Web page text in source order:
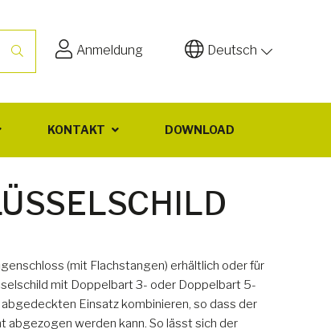
Anmeldung Deutsch
KONTAKT DOWNLOAD
(mit Flachstangen) erhältlich oder für
mit Doppelbart 3- oder Doppelbart 5-
Einsatz kombinieren, so dass der
werden kann. So lässt sich der